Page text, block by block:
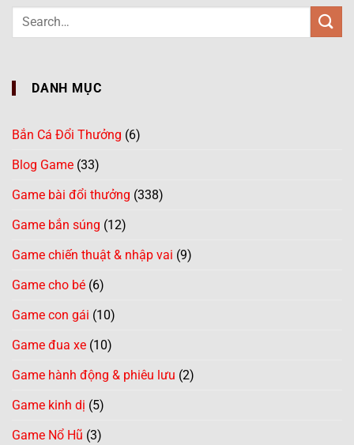
DANH MỤC
Bắn Cá Đổi Thưởng (6)
Blog Game (33)
Game bài đổi thưởng (338)
Game bắn súng (12)
Game chiến thuật & nhập vai (9)
Game cho bé (6)
Game con gái (10)
Game đua xe (10)
Game hành động & phiêu lưu (2)
Game kinh dị (5)
Game Nổ Hũ (3)